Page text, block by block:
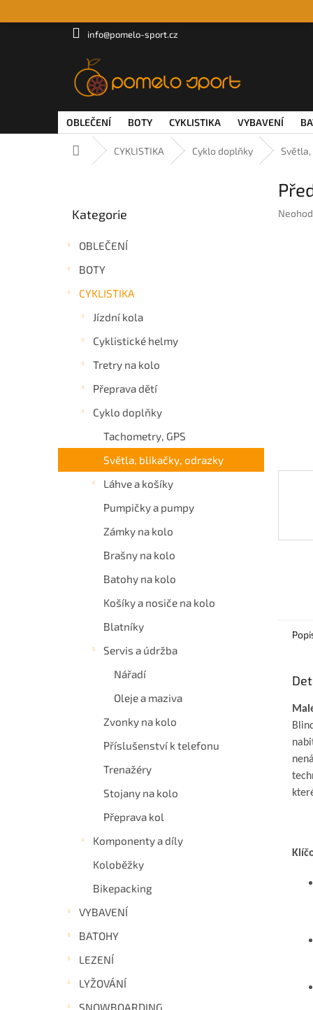
info@pomelo-sport.cz
OBLEČENÍ BOTY CYKLISTIKA VYBAVENÍ
Domů CYKLISTIKA Cyklo doplňky
kategorie
Kategorie
OBLEČENÍ
BOTY
CYKLISTIKA
Jízdní kola
Cyklistické helmy
Tretry na kolo
Přeprava dětí
Cyklo doplňky
Tachometry, GPS
Světla, blikačky, odrazky
Láhve a košíky
Pumpičky a pumpy
Zámky na kolo
Brašny na kolo
Batohy na kolo
Košíky a nosiče na kolo
Blatníky
Servis a údržba
Nářadí
Oleje a maziva
Zvonky na kolo
Příslušenství k telefonu
Trenažéry
Stojany na kolo
Přeprava kol
Komponenty a díly
Koloběžky
Bikepacking
VYBAVENÍ
BATOHY
LEZENÍ
LYŽOVÁNÍ
SNOWBOARDING